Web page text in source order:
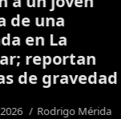
una
en La
reportan
de gravedad
Rodrigo Mérida